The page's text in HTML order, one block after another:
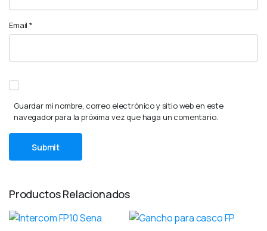
Email*
Guardar mi nombre, correo electrónico y sitio web en este
navegador para la próxima vez que haga un comentario.
Productos Relacionados